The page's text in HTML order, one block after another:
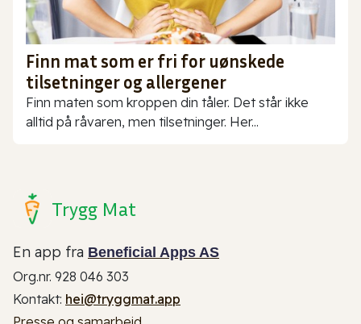
Finn mat som er fri for uønskede
tilsetninger og allergener
Finn maten som kroppen din tåler. Det står ikke
alltid på råvaren, men tilsetninger. Her...
Trygg Mat
En app fra Beneficial Apps AS
Org.nr. 928 046 303
Kontakt: hei@tryggmat.app